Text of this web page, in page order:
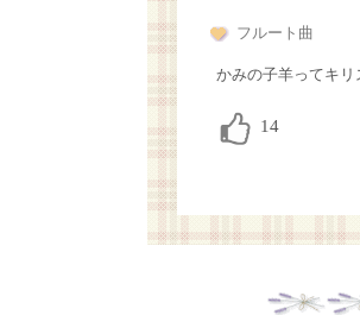
フルート曲
かみの子羊ってキリ